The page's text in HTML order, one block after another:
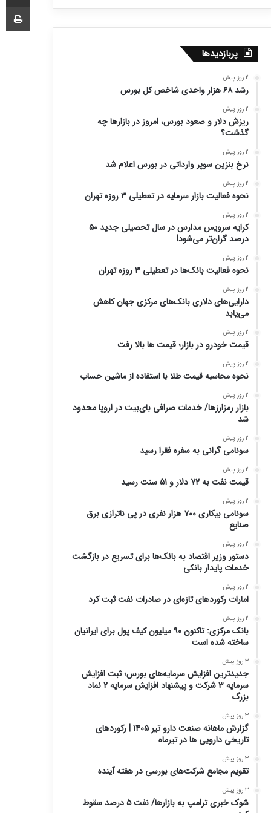
پربازدیدها
2 روز پیش
رشد ۶۸ هزار واحدی شاخص کل بورس
2 روز پیش
ریزش دلار و صعود بورس، امروز در بازارها چه
گذشت؟
2 روز پیش
نرخ بنزین سوپر وارداتی در بورس اعلام شد
2 روز پیش
نحوه فعالیت بازار سرمایه در تعطیلی ۳ روزه تهران
2 روز پیش
کرایه سرویس مدارس در سال تحصیلی جدید ۵۰
درصد گران‌تر می‌شود!
2 روز پیش
نحوه فعالیت بانک‌ها در تعطیلی ۳ روزه تهران
2 روز پیش
دارایی‌های دلاری بانک‌های مرکزی جهان کاهش
می‌یابد
2 روز پیش
قیمت خودرو در بازار؛ قیمت ها بالا رفت
2 روز پیش
نحوه محاسبه قیمت طلا با استفاده از ماشین حساب
2 روز پیش
بازار رمزارزها/ خدمات صرافی بای‌بیت در اروپا محدود
شد
2 روز پیش
سونامی گرانی به سفره فقرا رسید
2 روز پیش
قیمت نفت به ۷۲ دلار و ۵۱ سنت رسید
2 روز پیش
سونامی بیکاری ۷۰۰ هزار نفری در پی ناترازی برق
صنایع
2 روز پیش
دستور وزیر اقتصاد به بانک‌ها برای تسریع در بازگشت
خدمات پایدار بانکی
2 روز پیش
امارات رکورد‌های تازه‌ای در صادرات نفت ثبت کرد
2 روز پیش
بانک مرکزی: تاکنون ۹۰ میلیون کیف پول برای ایرانیان
ساخته شده است
3 روز پیش
جدیدترین افزایش سرمایه‌های بورس؛ ثبت افزایش
سرمایه ۳ شرکت و پیشنهاد افزایش سرمایه ۲ نماد
بزرگ
3 روز پیش
گزارش ماهانه صنعت دارو تیر ۱۴۰۵ | رکوردهای
تاریخی دارویی ها در تیرماه
3 روز پیش
تقویم مجامع شرکت‌های بورسی در هفته آینده
3 روز پیش
شوک خبری ترامپ به بازارها/ نفت ۵ درصد سقوط